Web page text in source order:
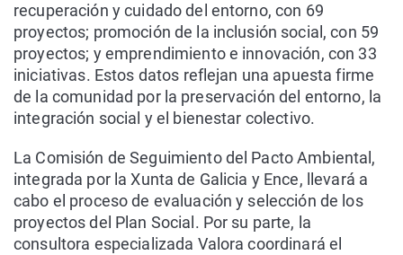
recuperación y cuidado del entorno, con 69
proyectos; promoción de la inclusión social, con 59
proyectos; y emprendimiento e innovación, con 33
iniciativas. Estos datos reflejan una apuesta firme
de la comunidad por la preservación del entorno, la
integración social y el bienestar colectivo.
La Comisión de Seguimiento del Pacto Ambiental,
integrada por la Xunta de Galicia y Ence, llevará a
cabo el proceso de evaluación y selección de los
proyectos del Plan Social. Por su parte, la
consultora especializada Valora coordinará el